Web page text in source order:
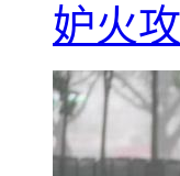
妒火